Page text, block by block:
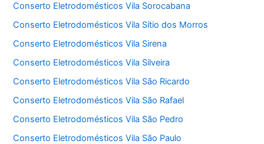
Conserto Eletrodomésticos Vila Sorocabana
Conserto Eletrodomésticos Vila Sítio dos Morros
Conserto Eletrodomésticos Vila Sirena
Conserto Eletrodomésticos Vila Silveira
Conserto Eletrodomésticos Vila São Ricardo
Conserto Eletrodomésticos Vila São Rafael
Conserto Eletrodomésticos Vila São Pedro
Conserto Eletrodomésticos Vila São Paulo